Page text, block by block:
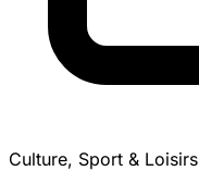
Culture, Sport & Loisirs